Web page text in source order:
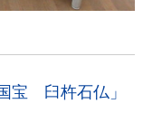
宝 臼杵石仏」